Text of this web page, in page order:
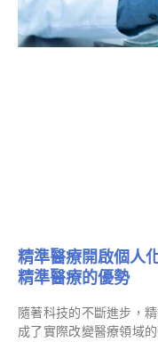
精準醫療開啟個人
精準醫療的優勢
隨著科技的不斷進步，
成了實際改變醫療領域